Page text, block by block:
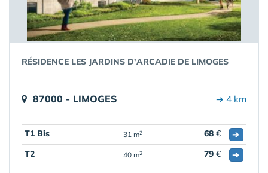
RÉSIDENCE LES JARDINS D'ARCADIE DE LIMOGES
87000 - LIMOGES ➔ 4 km
T1 Bis 31 m2 68 €
➔
T2
40 m2 79 € ➔